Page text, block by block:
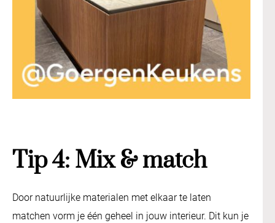
Tip 4: Mix & match
Door natuurlijke materialen met elkaar te laten
matchen vorm je één geheel in jouw interieur. Dit kun je